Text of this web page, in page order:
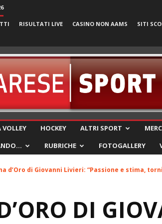
RISULTATI LIVE CASINO NON AAMS SITI
VOLLEY HOCKEY ALTRI SPORT
RUBRICHE FOTOGALLERY
d’Oro di Giovanni Livieri: “Passione e stima,
DI